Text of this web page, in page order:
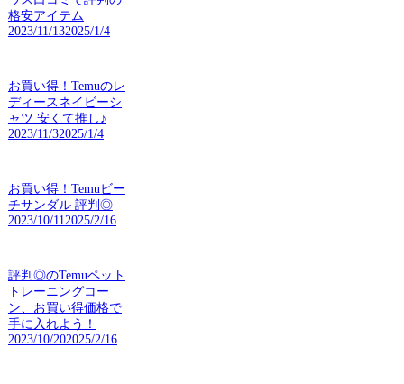
格安アイテム
2023/11/132025/1/4
お買い得！Temuのレ
ディースネイビーシ
ャツ 安くて推し♪
2023/11/32025/1/4
お買い得！Temuビー
チサンダル 評判◎
2023/10/11 2025/2/16
評判◎のTemuペット
トレーニングコー
ン、お買い得価格で
手に入れよう！
2023/10/202025/2/16